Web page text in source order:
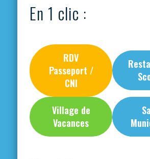
En 1 clic :
RDV
Passeport /
CNI
Village de
Vacances